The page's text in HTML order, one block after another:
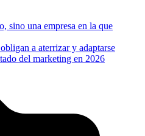
sino una empresa en la que
a aterrizar y adaptarse
del marketing en 2026